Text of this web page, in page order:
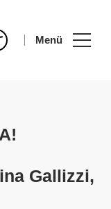
Menü
Gallizzi,